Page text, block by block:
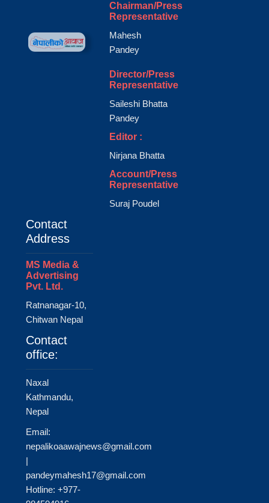
Chairman/Press
Representative
Mahesh
Pandey
Director/Press
Representative
Saileshi Bhatta
Pandey
Editor :
Nirjana Bhatta
Account/Press
Representative
Suraj Poudel
Contact
Address
MS Media &
Advertising
Pvt. Ltd.
Ratnanagar-10,
Chitwan Nepal
Contact
office:
Naxal
Kathmandu,
Nepal
Email:
nepalikoaawajnews@gmail.com
|
pandeymahesh17@gmail.com
Hotline: +977-